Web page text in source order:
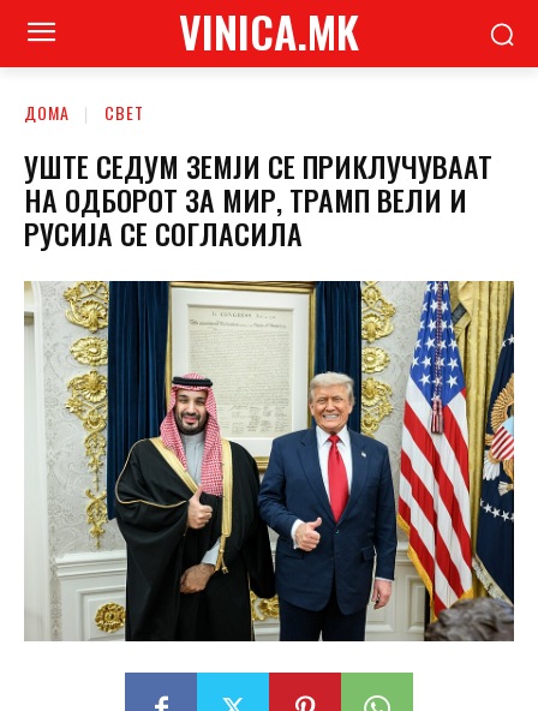
VINICA.MK
ДОМА СВЕТ
УШТЕ СЕДУМ ЗЕМЈИ СЕ ПРИКЛУЧУВААТ
НА ОДБОРОТ ЗА МИР, ТРАМП ВЕЛИ И
РУСИЈА СЕ СОГЛАСИЛА